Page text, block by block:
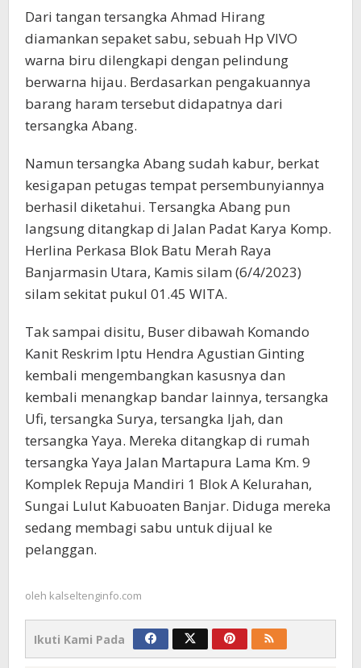
Dari tangan tersangka Ahmad Hirang
diamankan sepaket sabu, sebuah Hp VIVO
warna biru dilengkapi dengan pelindung
berwarna hijau. Berdasarkan pengakuannya
barang haram tersebut didapatnya dari
tersangka Abang.
Namun tersangka Abang sudah kabur, berkat
kesigapan petugas tempat persembunyiannya
berhasil diketahui. Tersangka Abang pun
langsung ditangkap di Jalan Padat Karya Komp.
Herlina Perkasa Blok Batu Merah Raya
Banjarmasin Utara, Kamis silam (6/4/2023)
silam sekitat pukul 01.45 WITA.
Tak sampai disitu, Buser dibawah Komando
Kanit Reskrim Iptu Hendra Agustian Ginting
kembali mengembangkan kasusnya dan
kembali menangkap bandar lainnya, tersangka
Ufi, tersangka Surya, tersangka Ijah, dan
tersangka Yaya. Mereka ditangkap di rumah
tersangka Yaya Jalan Martapura Lama Km. 9
Komplek Repuja Mandiri 1 Blok A Kelurahan,
Sungai Lulut Kabuoaten Banjar. Diduga mereka
sedang membagi sabu untuk dijual ke
pelanggan.
oleh kalseltenginfo.com
Ikuti Kami Pada